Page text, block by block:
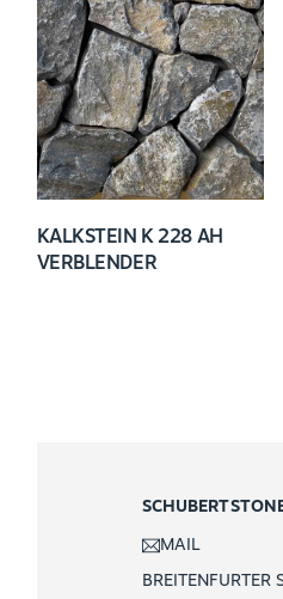
KALKSTEIN K 228 AH
VERBLENDER
MAIL
BREITENFURTER